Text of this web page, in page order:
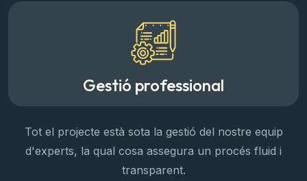
Gestió professional
Tot el projecte està sota la gestió del nostre equip
d'experts, la qual cosa assegura un procés fluid i
transparent.